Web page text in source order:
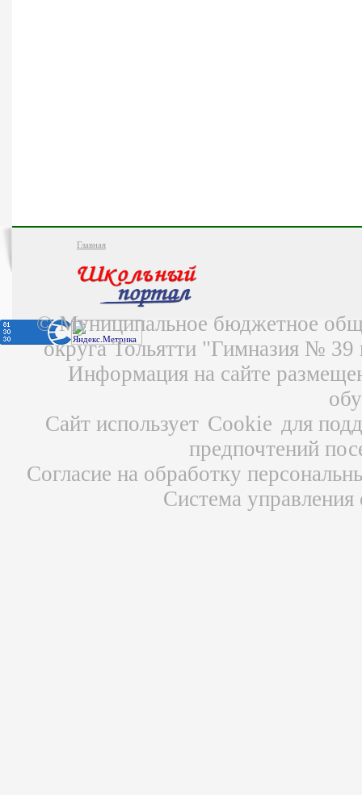
Главная
© Муниципальное бюджетное
округа Тольятти "Гимназия №
Информация на сайте
Сайт использует Cookie для
предпочтений
Согласие на обработку
Система